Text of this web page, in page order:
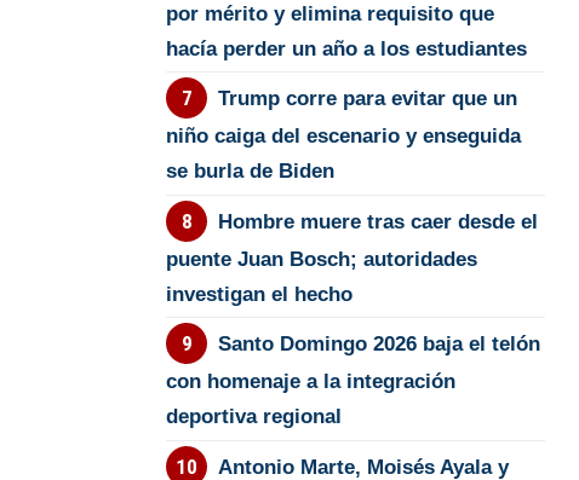
por mérito y elimina requisito que
hacía perder un año a los estudiantes
Trump corre para evitar que un
niño caiga del escenario y enseguida
se burla de Biden
Hombre muere tras caer desde el
puente Juan Bosch; autoridades
investigan el hecho
Santo Domingo 2026 baja el telón
con homenaje a la integración
deportiva regional
Antonio Marte, Moisés Ayala y